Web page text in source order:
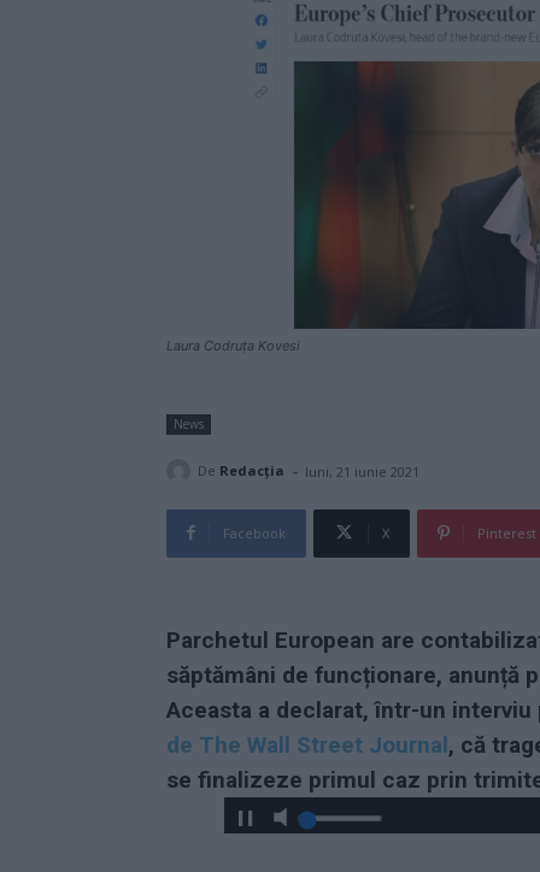
Laura Codruța Kovesi
News
De Redacţia - luni, 21 iunie 2021
Facebook X Pinterest
Parchetul European are
săptămâni de funcționare, anunță
Aceasta a declarat, într-un
de The Wall Street Journal, că
se finalizeze primul caz prin